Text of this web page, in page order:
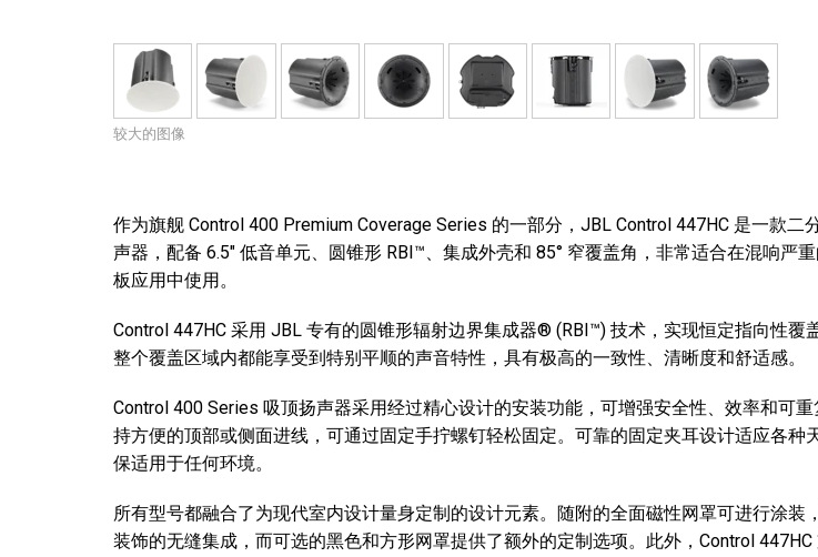
较大的图像
作为旗舰 Control 400 Premium Coverage Series 的一部分，JBL Control 447HC 是一款二
声器，配备 6.5" 低音单元、圆锥形 RBI™、集成外壳和 85° 窄覆盖角，非常适合在混响严
板应用中使用。
Control 447HC 采用 JBL 专有的圆锥形辐射边界集成器® (RBI™) 技术，实现恒定指向性覆
整个覆盖区域内都能享受到特别平顺的声音特性，具有极高的一致性、清晰度和舒适感。
Control 400 Series 吸顶扬声器采用经过精心设计的安装功能，可增强安全性、效率和可
持方便的顶部或侧面进线，可通过固定手拧螺钉轻松固定。可靠的固定夹耳设计适应各种
保适用于任何环境。
所有型号都融合了为现代室内设计量身定制的设计元素。随附的全面磁性网罩可进行涂装
装饰的无缝集成，而可选的黑色和方形网罩提供了额外的定制选项。此外，Control